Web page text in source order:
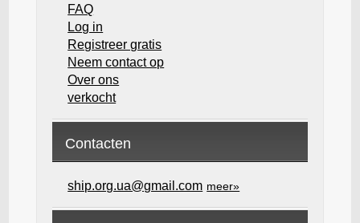
FAQ
Log in
Registreer gratis
Neem contact op
Over ons
verkocht
Contacten
ship.org.ua@gmail.com meer»